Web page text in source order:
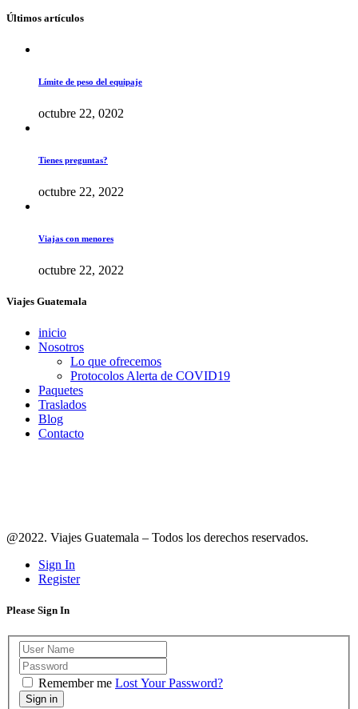
Últimos artículos
Límite de peso del equipaje
octubre 22, 0202
Tienes preguntas?
octubre 22, 2022
Viajas con menores
octubre 22, 2022
Viajes Guatemala
inicio
Nosotros
Lo que ofrecemos
Protocolos Alerta de COVID19
Paquetes
Traslados
Blog
Contacto
@2022. Viajes Guatemala – Todos los derechos reservados.
Sign In
Register
Please Sign In
Remember me Lost Your Password?
Sign in